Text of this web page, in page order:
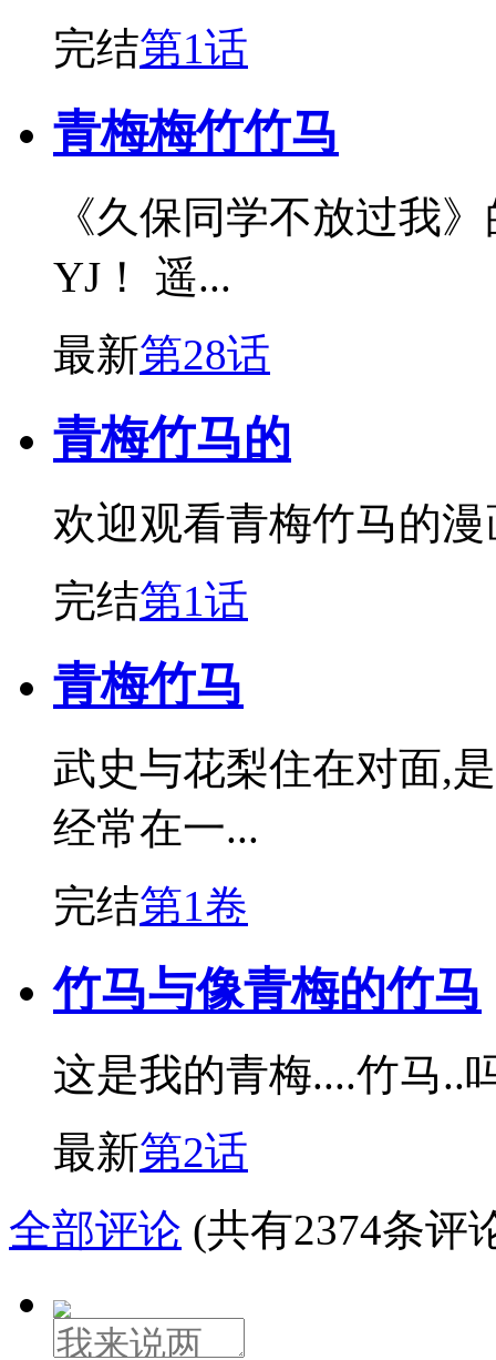
完结第1话
青梅梅竹竹马
《久保同学不放过我
YJ！ 遥...
最新第28话
青梅竹马的
欢迎观看青梅竹马的漫
完结第1话
青梅竹马
武史与花梨住在对面,
经常在一...
完结第1卷
竹马与像青梅的竹马
这是我的青梅....竹马..
最新第2话
全部评论 (共有2374条评